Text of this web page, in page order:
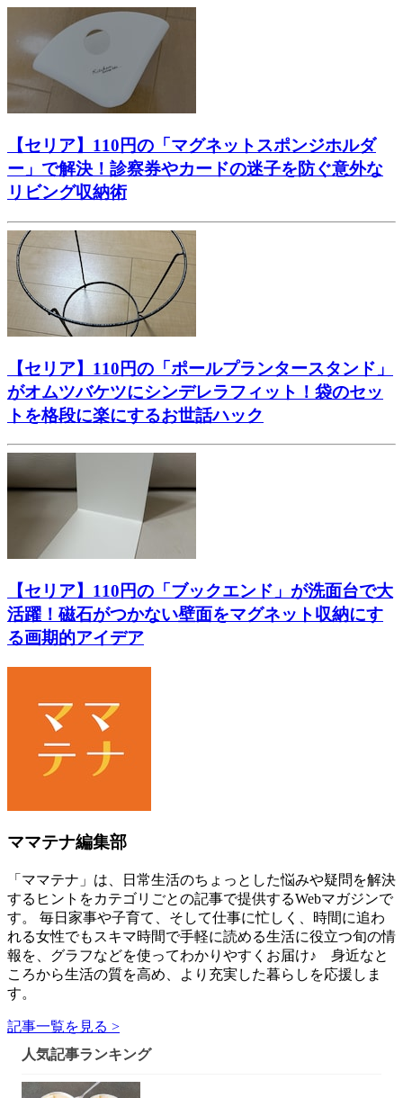
【セリア】110円の「マグネットスポンジホルダ
ー」で解決！診察券やカードの迷子を防ぐ意外な
リビング収納術
【セリア】110円の「ポールプランタースタンド」
がオムツバケツにシンデレラフィット！袋のセッ
トを格段に楽にするお世話ハック
【セリア】110円の「ブックエンド」が洗面台で大
活躍！磁石がつかない壁面をマグネット収納にす
る画期的アイデア
ママテナ編集部
「ママテナ」は、日常生活のちょっとした悩みや疑問を解決
するヒントをカテゴリごとの記事で提供するWebマガジンで
す。 毎日家事や子育て、そして仕事に忙しく、時間に追わ
れる女性でもスキマ時間で手軽に読める生活に役立つ旬の情
報を、グラフなどを使ってわかりやすくお届け♪ 身近なと
ころから生活の質を高め、より充実した暮らしを応援しま
す。
記事一覧を見る >
人気記事ランキング